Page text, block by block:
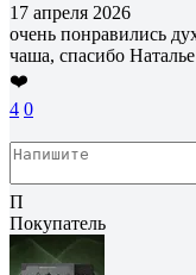
17 апреля 2026
очень понравились
чаша, спасибо
❤️
4 0
П
Покупатель